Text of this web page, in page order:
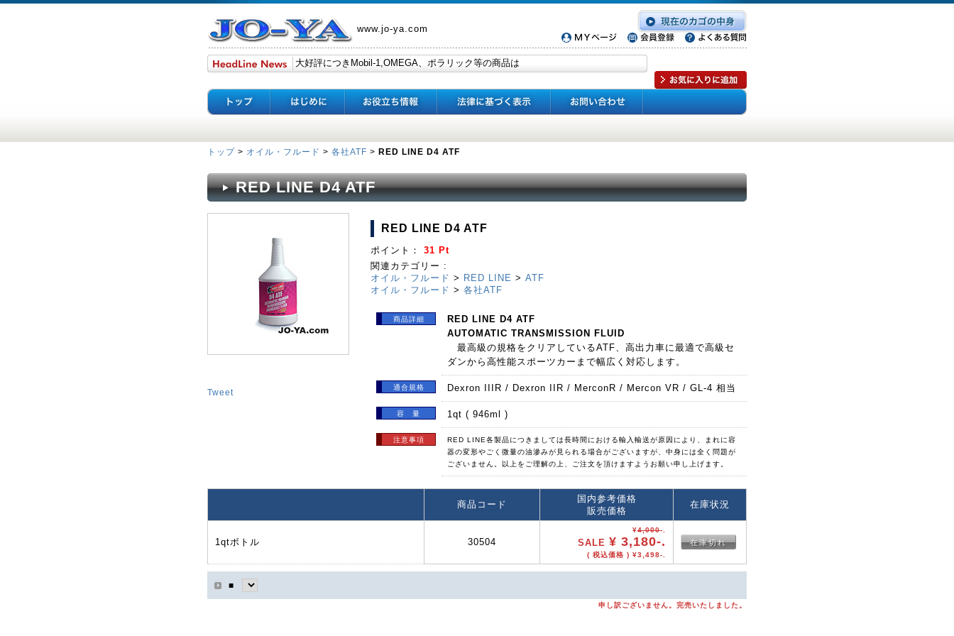
www.jo-ya.com
トップ > オイル・フルード > 各社ATF > RED LINE D4 ATF
RED LINE D4 ATF
Tweet
RED LINE D4 ATF
ポイント： 31 Pt
関連カテゴリー :
オイル・フルード > RED LINE > ATF
オイル・フルード > 各社ATF
商品詳細
RED LINE D4 ATF
AUTOMATIC TRANSMISSION FLUID
最高級の規格をクリアしているATF、高出力車に最適で高級セ
ダンから高性能スポーツカーまで幅広く対応します。
適合規格 Dexron IIIR / Dexron IIR / MerconR / Mercon VR / GL-4 相当
容 量 1qt ( 946ml )
注意事項
RED LINE各製品につきましては長時間における輸入輸送が原因により、まれに容
器の変形やごく微量の油滲みが見られる場合がございますが、中身には全く問題が
ございません。以上をご理解の上、ご注文を頂けますようお願い申し上げます。
商品コード
国内参考価格
販売価格
在庫状況
1qtボトル 30504
¥4,000-.
SALE ¥ 3,180-.
( 税込価格 ) ¥3,498-.
在庫切れ
■
申し訳ございません。完売いたしました。